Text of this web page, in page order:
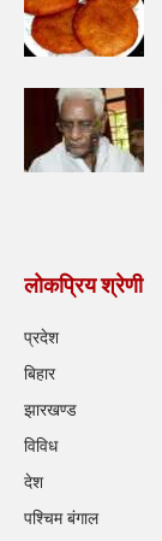
लोकप्रिय श्रेणी
प्रदेश
बिहार
झारखण्ड
विविध
देश
पश्चिम बंगाल